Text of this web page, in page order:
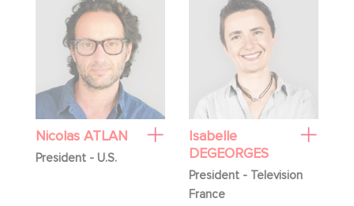
Nicolas ATLAN
President - U.S.
Isabelle
DEGEORGES
President - Television
France